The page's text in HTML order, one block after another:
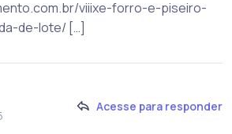
viiixe-forro-e-piseiro-
de-lote/ […]
Acesse para responder